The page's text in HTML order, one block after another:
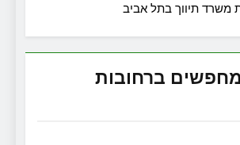
משרד תיווך בתל אביב
ברחובות